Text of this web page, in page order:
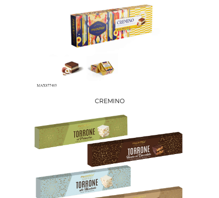
CREMINO